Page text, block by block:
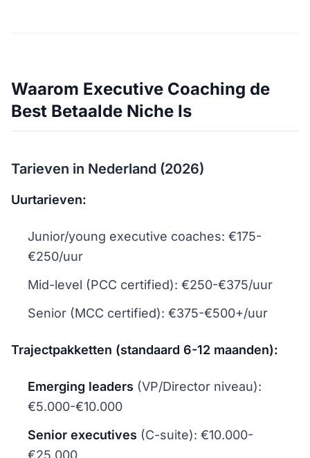
Waarom Executive Coaching de
Best Betaalde Niche Is
Tarieven in Nederland (2026)
Uurtarieven:
Junior/young executive coaches: €175-
€250/uur
Mid-level (PCC certified): €250-€375/uur
Senior (MCC certified): €375-€500+/uur
Trajectpakketten (standaard 6-12 maanden):
Emerging leaders (VP/Director niveau):
€5.000-€10.000
Senior executives (C-suite): €10.000-
€25.000